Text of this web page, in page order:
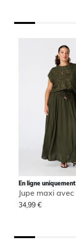
En ligne uniquement
34,99 €